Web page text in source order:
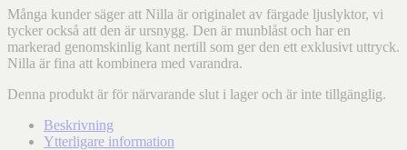
Många kunder säger att Nilla är originalet av färgade ljuslyktor, vi
tycker också att den är ursnygg. Den är munblåst och har en
markerad genomskinlig kant nertill som ger den ett exklusivt uttryck.
Nilla är fina att kombinera med varandra.
Denna produkt är för närvarande slut i lager och är inte tillgänglig.
Beskrivning
Ytterligare information